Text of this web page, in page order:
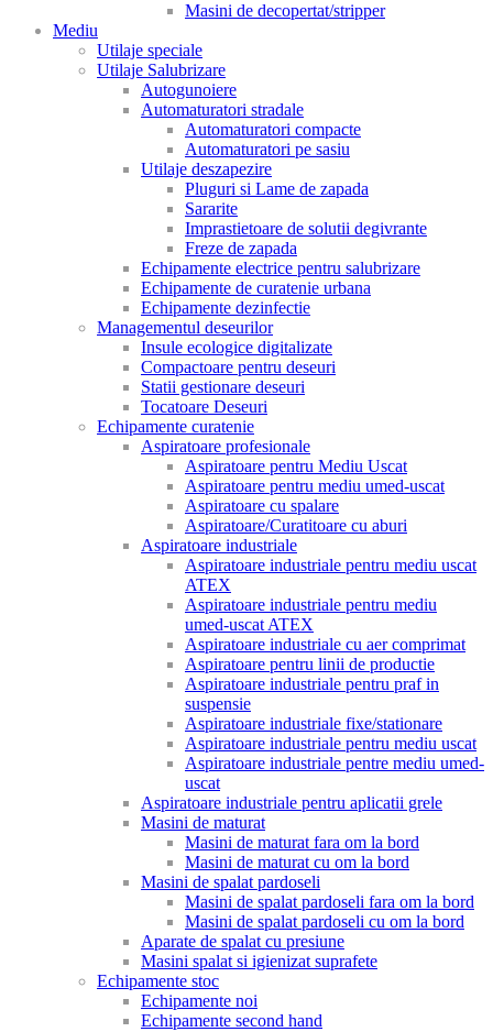
Masini de decopertat/stripper
Mediu
Utilaje speciale
Utilaje Salubrizare
Autogunoiere
Automaturatori stradale
Automaturatori compacte
Automaturatori pe sasiu
Utilaje deszapezire
Pluguri si Lame de zapada
Sararite
Imprastietoare de solutii degivrante
Freze de zapada
Echipamente electrice pentru salubrizare
Echipamente de curatenie urbana
Echipamente dezinfectie
Managementul deseurilor
Insule ecologice digitalizate
Compactoare pentru deseuri
Statii gestionare deseuri
Tocatoare Deseuri
Echipamente curatenie
Aspiratoare profesionale
Aspiratoare pentru Mediu Uscat
Aspiratoare pentru mediu umed-uscat
Aspiratoare cu spalare
Aspiratoare/Curatitoare cu aburi
Aspiratoare industriale
Aspiratoare industriale pentru mediu uscat
ATEX
Aspiratoare industriale pentru mediu
umed-uscat ATEX
Aspiratoare industriale cu aer comprimat
Aspiratoare pentru linii de productie
Aspiratoare industriale pentru praf in
suspensie
Aspiratoare industriale fixe/stationare
Aspiratoare industriale pentru mediu uscat
Aspiratoare industriale pentre mediu umed-
uscat
Aspiratoare industriale pentru aplicatii grele
Masini de maturat
Masini de maturat fara om la bord
Masini de maturat cu om la bord
Masini de spalat pardoseli
Masini de spalat pardoseli fara om la bord
Masini de spalat pardoseli cu om la bord
Aparate de spalat cu presiune
Masini spalat si igienizat suprafete
Echipamente stoc
Echipamente noi
Echipamente second hand